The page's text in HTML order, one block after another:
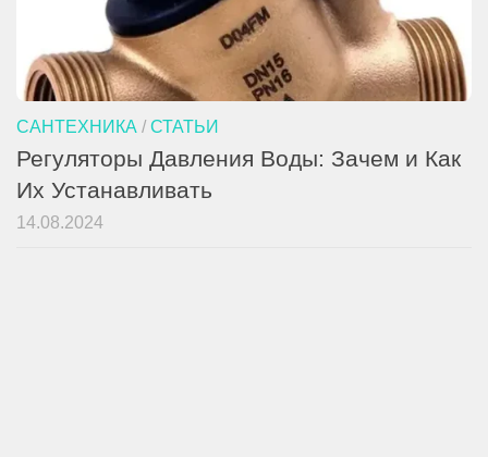
САНТЕХНИКА / СТАТЬИ
Регуляторы Давления Воды: Зачем и Как
Их Устанавливать
14.08.2024